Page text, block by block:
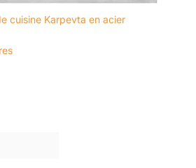
cuisine Karpevta en acier